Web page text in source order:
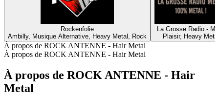
Rockenfolie
Ambilly, Musique Alternative, Heavy Metal, Rock
La Grosse Radio -
Plaisir, Heavy Metal
À propos de ROCK ANTENNE - Hair Metal
À propos de ROCK ANTENNE - Hair Metal
À propos de ROCK ANTENNE - Hair
Metal